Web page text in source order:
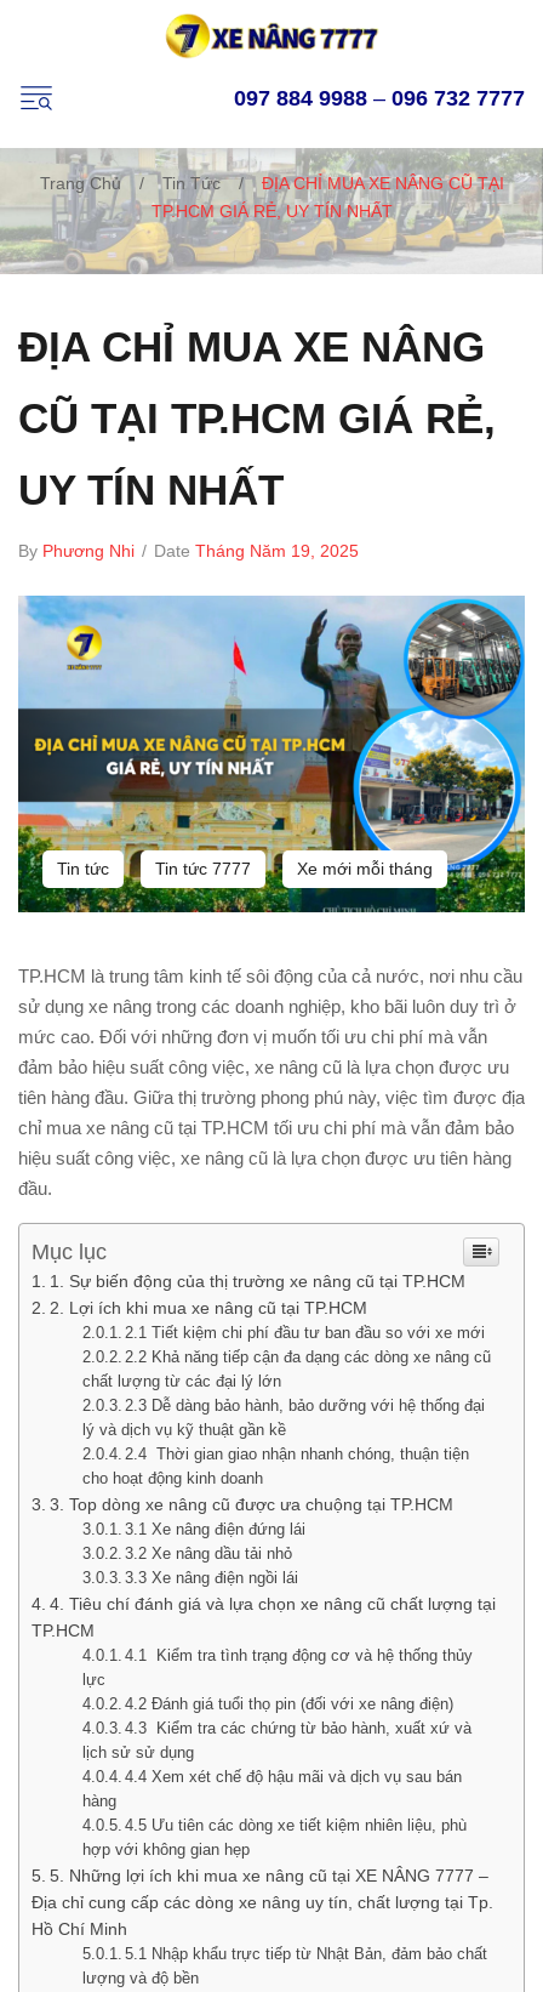
097 884 9988 – 096 732 7777
Trang Chủ / Tin Tức /
ĐỊA CHỈ MUA XE NÂNG CŨ TẠI
TP.HCM GIÁ RẺ, UY TÍN NHẤT
ĐỊA CHỈ MUA XE NÂNG
CŨ TẠI TP.HCM GIÁ RẺ,
UY TÍN NHẤT
By Phương Nhi / Date Tháng Năm 19, 2025
Tin tức Tin tức 7777 Xe mới mỗi tháng
TP.HCM là trung tâm kinh tế sôi động của cả nước, nơi nhu cầu
sử dụng xe nâng trong các doanh nghiệp, kho bãi luôn duy trì ở
mức cao. Đối với những đơn vị muốn tối ưu chi phí mà vẫn
đảm bảo hiệu suất công việc, xe nâng cũ là lựa chọn được ưu
tiên hàng đầu. Giữa thị trường phong phú này, việc tìm được địa
chỉ mua xe nâng cũ tại TP.HCM tối ưu chi phí mà vẫn đảm bảo
hiệu suất công việc, xe nâng cũ là lựa chọn được ưu tiên hàng
đầu.
Mục lục
1. Sự biến động của thị trường xe nâng cũ tại TP.HCM
2. Lợi ích khi mua xe nâng cũ tại TP.HCM
2.1 Tiết kiệm chi phí đầu tư ban đầu so với xe mới
2.2 Khả năng tiếp cận đa dạng các dòng xe nâng cũ
chất lượng từ các đại lý lớn
2.3 Dễ dàng bảo hành, bảo dưỡng với hệ thống đại
lý và dịch vụ kỹ thuật gần kề
2.4 Thời gian giao nhận nhanh chóng, thuận tiện
cho hoạt động kinh doanh
3. Top dòng xe nâng cũ được ưa chuộng tại TP.HCM
3.1 Xe nâng điện đứng lái
3.2 Xe nâng dầu tải nhỏ
3.3 Xe nâng điện ngồi lái
4. Tiêu chí đánh giá và lựa chọn xe nâng cũ chất lượng tại
TP.HCM
4.1 Kiểm tra tình trạng động cơ và hệ thống thủy
lực
4.2 Đánh giá tuổi thọ pin (đối với xe nâng điện)
4.3 Kiểm tra các chứng từ bảo hành, xuất xứ và
lịch sử sử dụng
4.4 Xem xét chế độ hậu mãi và dịch vụ sau bán
hàng
4.5 Ưu tiên các dòng xe tiết kiệm nhiên liệu, phù
hợp với không gian hẹp
5. Những lợi ích khi mua xe nâng cũ tại XE NÂNG 7777 –
Địa chỉ cung cấp các dòng xe nâng uy tín, chất lượng tại Tp.
Hồ Chí Minh
5.1 Nhập khẩu trực tiếp từ Nhật Bản, đảm bảo chất
lượng và độ bền